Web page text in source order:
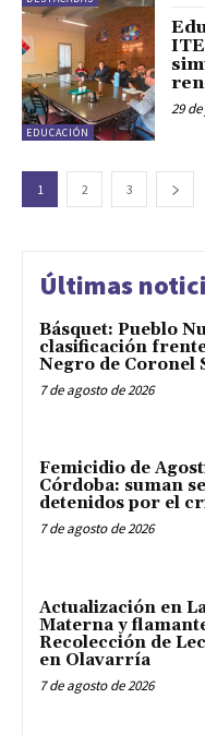
EDUCACIÓN
29
1 2 3
Últimas
Básquet: Pueblo
clasificación
Negro de Coronel
7 de agosto de 2026
Femicidio de
Córdoba: suman
detenidos por el
7 de agosto de 2026
Actualización en
Materna y
Recolección de
en Olavarría
7 de agosto de 2026